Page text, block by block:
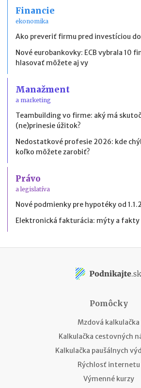
Financie
ekonomika
Ako preveriť firmu pred investíciou
Nové eurobankovky: ECB vybrala 10
hlasovať môžete aj vy
Manažment
a marketing
Teambuilding vo firme: aký má
(ne)prinesie úžitok?
Nedostatkové profesie 2026: kde
koľko môžete zarobiť?
Právo
a legislatíva
Nové podmienky pre hypotéky od
Elektronická fakturácia: mýty a fakty
Pomôcky
Mzdová kalkulačka
Kalkulačka cestovných
Kalkulačka paušálnych
Rýchlosť internetu
Výmenné kurzy